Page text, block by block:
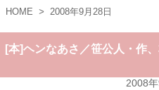
HOME > 2008年9月28日
[本]ヘンなあさ／笹公人・作
2008